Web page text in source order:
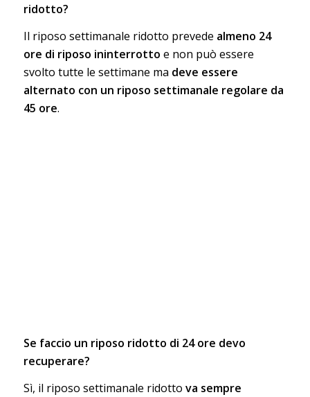
ridotto?
Il riposo settimanale ridotto prevede almeno 24
ore di riposo ininterrotto e non può essere
svolto tutte le settimane ma deve essere
alternato con un riposo settimanale regolare da
45 ore.
Se faccio un riposo ridotto di 24 ore devo
recuperare?
Sì, il riposo settimanale ridotto va sempre